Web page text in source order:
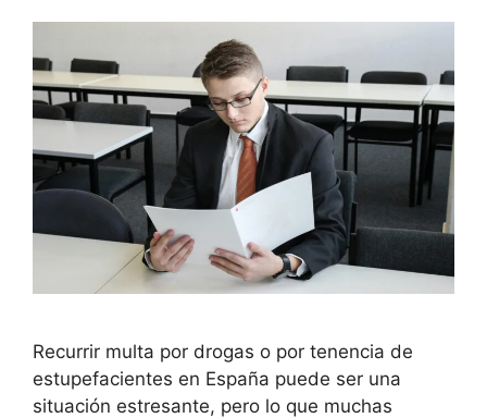
Recurrir multa por drogas o por tenencia de
estupefacientes en España puede ser una
situación estresante, pero lo que muchas